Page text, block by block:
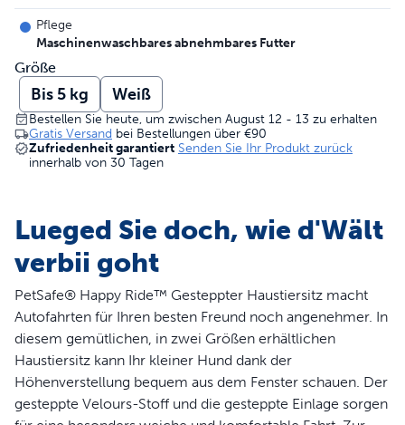
Pflege
Maschinenwaschbares abnehmbares Futter
Größe
Bis 5 kg Weiß
Bestellen Sie heute, um zwischen August 12 - 13 zu erhalten
Gratis Versand bei Bestellungen über €90
Zufriedenheit garantiert Senden Sie Ihr Produkt zurück
innerhalb von 30 Tagen
Lueged Sie doch, wie d'Wält
verbii goht
PetSafe® Happy Ride™ Gesteppter Haustiersitz macht
Autofahrten für Ihren besten Freund noch angenehmer. In
diesem gemütlichen, in zwei Größen erhältlichen
Haustiersitz kann Ihr kleiner Hund dank der
Höhenverstellung bequem aus dem Fenster schauen. Der
gesteppte Velours-Stoff und die gesteppte Einlage sorgen